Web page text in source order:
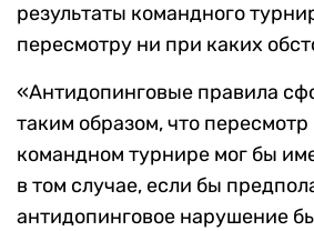
результаты командного
пересмотру ни при каких
«Антидопинговые правила
таким образом, что пересмотр
командном турнире мог бы
в том случае, если бы
антидопинговое нарушение